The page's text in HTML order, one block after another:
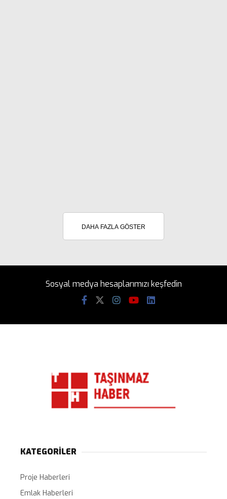
DAHA FAZLA GÖSTER
Sosyal medya hesaplarımızı keşfedin
KATEGORİLER
Proje Haberleri
Emlak Haberleri